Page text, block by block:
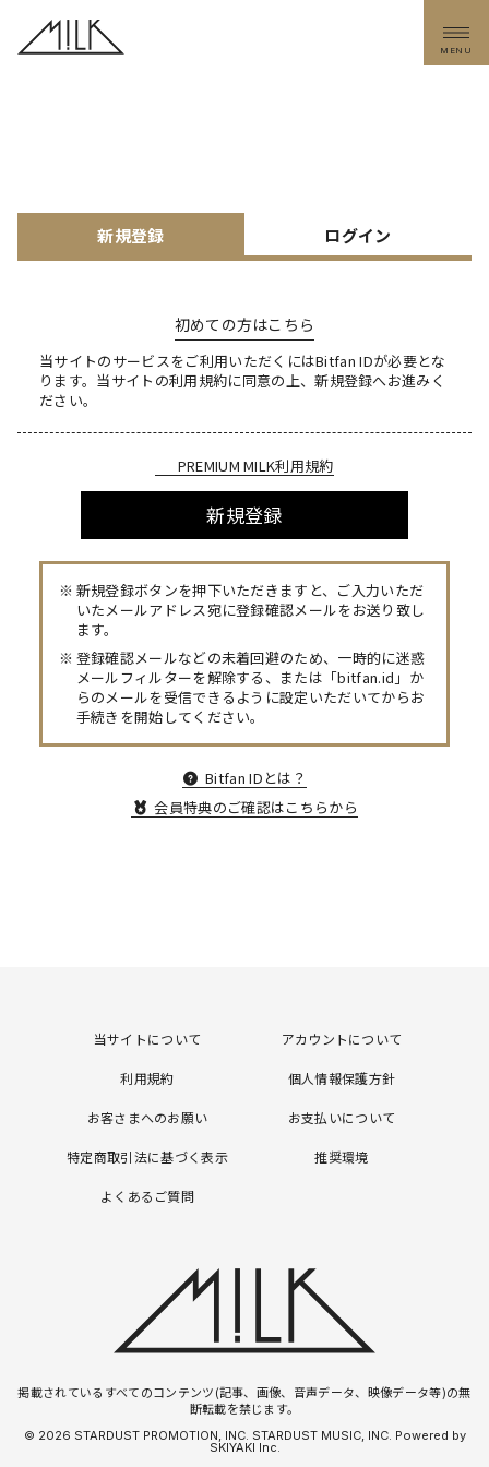
MENU
新規登録 ログイン
初めての方はこちら
当サイトのサービスをご利用いただくにはBitfan IDが必要とな
ります。 当サイトの利用規約に同意の上、新規登録へお進みく
ださい。
PREMIUM MILK利用規約
新規登録
新規登録ボタンを押下いただきますと、ご入力いただ
いたメールアドレス宛に登録確認メールをお送り致し
ます。
登録確認メールなどの未着回避のため、一時的に迷惑
メールフィルターを解除する、または「bitfan.id」か
らのメールを受信できるように設定いただいてからお
手続きを開始してください。
Bitfan IDとは？
会員特典のご確認はこちらから
当サイトについて アカウントについて
利用規約 個人情報保護方針
お客さまへのお願い お支払いについて
特定商取引法に基づく表示 推奨環境
よくあるご質問
掲載されているすべてのコンテンツ(記事、画像、音声データ、映像データ等)の無
断転載を禁じます。
© 2026 STARDUST PROMOTION, INC. STARDUST MUSIC, INC. Powered by
SKIYAKI Inc.